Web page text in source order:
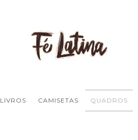
LIVROS CAMISETAS QUADROS